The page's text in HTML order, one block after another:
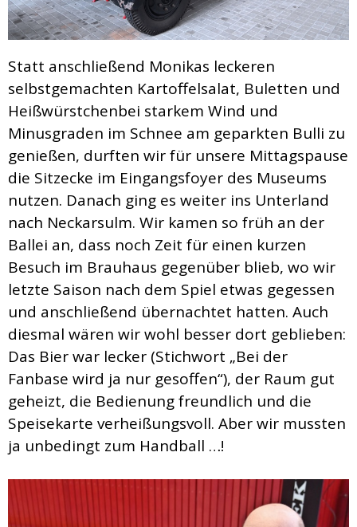
Statt anschließend Monikas leckeren
selbstgemachten Kartoffelsalat, Buletten und
Heißwürstchenbei starkem Wind und
Minusgraden im Schnee am geparkten Bulli zu
genießen, durften wir für unsere Mittagspause
die Sitzecke im Eingangsfoyer des Museums
nutzen. Danach ging es weiter ins Unterland
nach Neckarsulm. Wir kamen so früh an der
Ballei an, dass noch Zeit für einen kurzen
Besuch im Brauhaus gegenüber blieb, wo wir
letzte Saison nach dem Spiel etwas gegessen
und anschließend übernachtet hatten. Auch
diesmal wären wir wohl besser dort geblieben:
Das Bier war lecker (Stichwort „Bei der
Fanbase wird ja nur gesoffen“), der Raum gut
geheizt, die Bedienung freundlich und die
Speisekarte verheißungsvoll. Aber wir mussten
ja unbedingt zum Handball …!